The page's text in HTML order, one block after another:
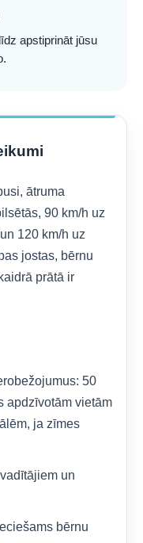
apstiprināt jūsu
ātruma
90 km/h uz
120 km/h uz
jostas, bērnu
prātā ir
50
apdzīvotām vietām
ja zīmes
un
bērnu